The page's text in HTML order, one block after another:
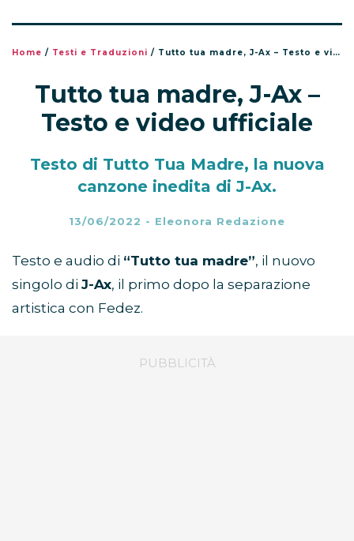
Home / Testi e Traduzioni / Tutto tua madre, J-Ax – Testo e video ufficiale
Tutto tua madre, J-Ax –
Testo e video ufficiale
Testo di Tutto Tua Madre, la nuova
canzone inedita di J-Ax.
13/06/2022 - Eleonora Redazione
Testo e audio di “Tutto tua madre”, il nuovo
singolo di J-Ax, il primo dopo la separazione
artistica con Fedez.